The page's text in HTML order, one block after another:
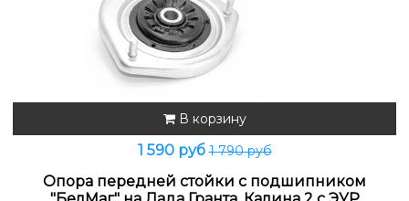
В корзину
1 590 руб1 790 руб
Опора передней стойки с подшипником